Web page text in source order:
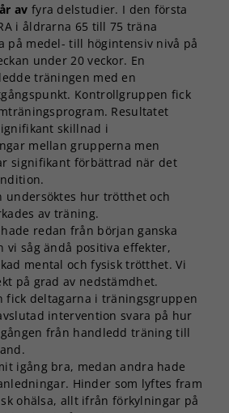
av fyra delstudier. I den första
i åldrarna 65 till 75 träna
på medel- till högintensiv nivå på
under 20 veckor. En
träningen med en
Kontrollgruppen fick
Resultatet
skillnad i
mellan grupperna men
signifikant förbättrad när det
undersöktes hur trötthet och
av träning.
redan från början ganska
vi såg ändå positiva effekter,
mental och fysisk trötthet. Vi
på grad av nedstämdhet.
fick deltagarna i träningsgruppen
intervention svara på hur
från handledd träning till
igång bra, medan andra hade
Hinder som lyftes fram
ohälsa, allt ifrån förkylningar på